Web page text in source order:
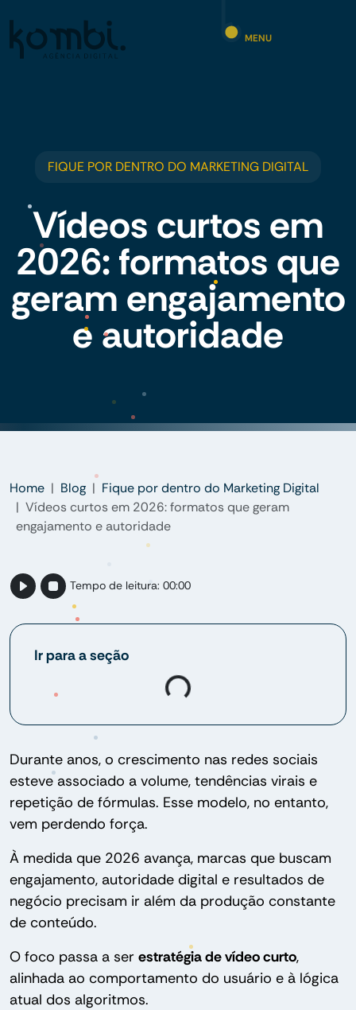
MENU
FIQUE POR DENTRO DO MARKETING DIGITAL
Vídeos curtos em
2026: formatos que
geram engajamento
e autoridade
Home Blog
Fique por dentro do Marketing Digital
Vídeos curtos em 2026: formatos que geram
engajamento e autoridade
Tempo de leitura: 00:00
Ir para a seção
Loading...
Durante anos, o crescimento nas redes sociais
esteve associado a volume, tendências virais e
repetição de fórmulas. Esse modelo, no entanto,
vem perdendo força.
À medida que 2026 avança, marcas que buscam
engajamento, autoridade digital e resultados de
negócio precisam ir além da produção constante
de conteúdo.
O foco passa a ser estratégia de vídeo curto,
alinhada ao comportamento do usuário e à lógica
atual dos algoritmos.